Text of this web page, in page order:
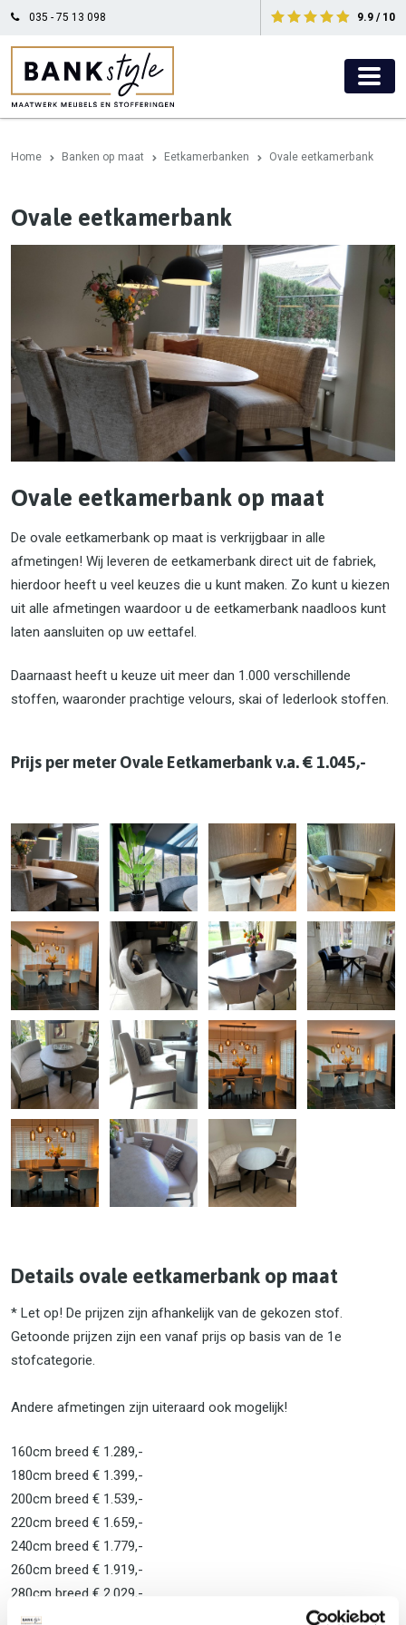
035 - 75 13 098 9.9 / 10
Home Banken op maat Eetkamerbanken Ovale eetkamerbank
Ovale eetkamerbank
Ovale eetkamerbank op maat
De ovale eetkamerbank op maat is verkrijgbaar in alle
afmetingen! Wij leveren de eetkamerbank direct uit de fabriek,
hierdoor heeft u veel keuzes die u kunt maken. Zo kunt u kiezen
uit alle afmetingen waardoor u de eetkamerbank naadloos kunt
laten aansluiten op uw eettafel.
Daarnaast heeft u keuze uit meer dan 1.000 verschillende
stoffen, waaronder prachtige velours, skai of lederlook stoffen.
Prijs per meter Ovale Eetkamerbank v.a. € 1.045,-
Details ovale eetkamerbank op maat
* Let op! De prijzen zijn afhankelijk van de gekozen stof.
Getoonde prijzen zijn een vanaf prijs op basis van de 1e
stofcategorie.
Andere afmetingen zijn uiteraard ook mogelijk!
160cm breed € 1.289,-
180cm breed € 1.399,-
200cm breed € 1.539,-
220cm breed € 1.659,-
240cm breed € 1.779,-
260cm breed € 1.919,-
280cm breed € 2.029,-